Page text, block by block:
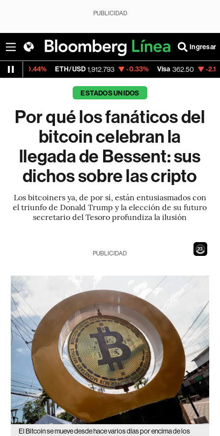
PUBLICIDAD
Ingresar
ETH/USD 1,912.793 -0.33% Visa 362.50 -2.15%
ESTADOS UNIDOS
Por qué los fanáticos del
bitcoin celebran la
llegada de Bessent: sus
dichos sobre las cripto
Los bitcoiners ya, de por sí, están entusiasmados con
el triunfo de Donald Trump y la elección de su futuro
secretario del Tesoro profundiza la ilusión
22
PUBLICIDAD
El Bitcoin se mueve desde hace varios días por encima de los